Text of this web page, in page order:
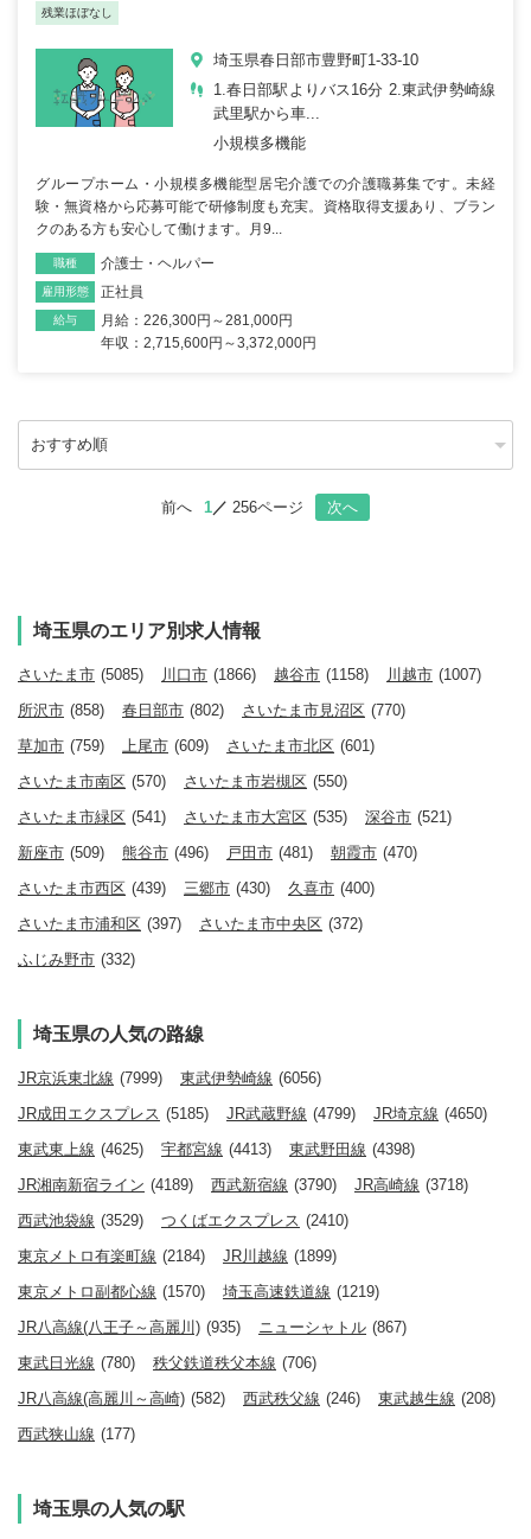
残業ほぼなし
埼玉県春日部市豊野町1-33-10
1.春日部駅よりバス16分 2.東武伊勢崎線
武里駅から車...
小規模多機能
グループホーム・小規模多機能型居宅介護での介護職募集です。未経
験・無資格から応募可能で研修制度も充実。資格取得支援あり、ブラン
クのある方も安心して働けます。月9...
職種 介護士・ヘルパー
雇用形態 正社員
給与
月給：226,300円～281,000円
年収：2,715,600円～3,372,000円
前へ 1 256ページ 次へ
埼玉県のエリア別求人情報
さいたま市 (5085) 川口市 (1866) 越谷市 (1158) 川越市 (1007)
所沢市 (858) 春日部市 (802) さいたま市見沼区 (770)
草加市 (759) 上尾市 (609) さいたま市北区 (601)
さいたま市南区 (570) さいたま市岩槻区 (550)
さいたま市緑区 (541) さいたま市大宮区 (535) 深谷市 (521)
新座市 (509) 熊谷市 (496) 戸田市 (481) 朝霞市 (470)
さいたま市西区 (439) 三郷市 (430) 久喜市 (400)
さいたま市浦和区 (397) さいたま市中央区 (372)
ふじみ野市 (332)
埼玉県の人気の路線
JR京浜東北線 (7999) 東武伊勢崎線 (6056)
JR成田エクスプレス (5185) JR武蔵野線 (4799) JR埼京線 (4650)
東武東上線 (4625) 宇都宮線 (4413) 東武野田線 (4398)
JR湘南新宿ライン (4189) 西武新宿線 (3790) JR高崎線 (3718)
西武池袋線 (3529) つくばエクスプレス (2410)
東京メトロ有楽町線 (2184) JR川越線 (1899)
東京メトロ副都心線 (1570) 埼玉高速鉄道線 (1219)
JR八高線(八王子～高麗川) (935) ニューシャトル (867)
東武日光線 (780) 秩父鉄道秩父本線 (706)
JR八高線(高麗川～高崎) (582) 西武秩父線 (246) 東武越生線 (208)
西武狭山線 (177)
埼玉県の人気の駅